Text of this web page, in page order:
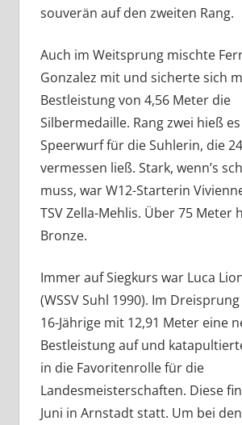
souverän auf den zweiten Rang.
Auch im Weitsprung mischte
Gonzalez mit und sicherte sich
Bestleistung von 4,56 Meter die
Silbermedaille. Rang zwei hieß
Speerwurf für die Suhlerin, die
vermessen ließ. Stark, wenn’s
muss, war W12-Starterin
TSV Zella-Mehlis. Über 75 Meter
Bronze.
Immer auf Siegkurs war Luca
(WSSV Suhl 1990). Im
16-Jährige mit 12,91 Meter eine
Bestleistung auf und
in die Favoritenrolle für die
Landesmeisterschaften. Diese
Juni in Arnstadt statt. Um bei